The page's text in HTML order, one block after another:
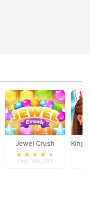
Jewel Crush
Hry: 165,702